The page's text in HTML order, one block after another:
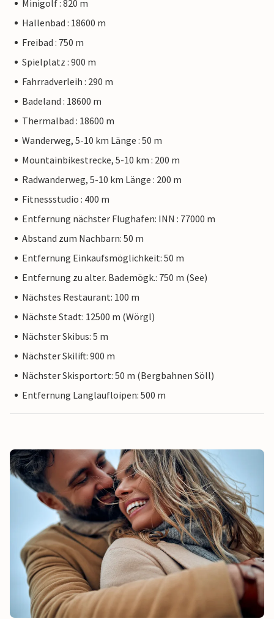
Minigolf : 820 m
Hallenbad : 18600 m
Freibad : 750 m
Spielplatz : 900 m
Fahrradverleih : 290 m
Badeland : 18600 m
Thermalbad : 18600 m
Wanderweg, 5-10 km Länge : 50 m
Mountainbikestrecke, 5-10 km : 200 m
Radwanderweg, 5-10 km Länge : 200 m
Fitnessstudio : 400 m
Entfernung nächster Flughafen: INN : 77000 m
Abstand zum Nachbarn: 50 m
Entfernung Einkaufsmöglichkeit: 50 m
Entfernung zu alter. Bademögk.: 750 m (See)
Nächstes Restaurant: 100 m
Nächste Stadt: 12500 m (Wörgl)
Nächster Skibus: 5 m
Nächster Skilift: 900 m
Nächster Skisportort: 50 m (Bergbahnen Söll)
Entfernung Langlaufloipen: 500 m